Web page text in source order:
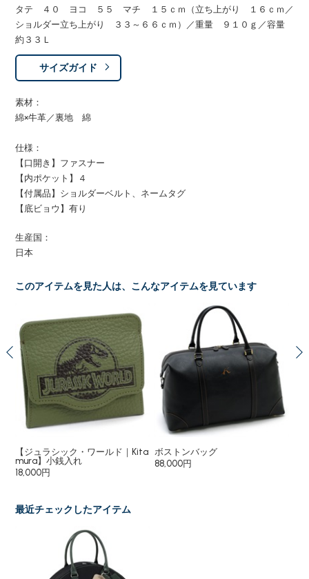
タテ ４０ ヨコ ５５ マチ １５ｃｍ（立ち上がり １６ｃｍ／
ショルダー立ち上がり ３３～６６ｃｍ）／重量 ９１０ｇ／容量
約３３Ｌ
サイズガイド
素材：
綿×牛革／裏地 綿
仕様：
【口開き】ファスナー
【内ポケット】４
【付属品】ショルダーベルト、ネームタグ
【底ビョウ】有り
生産国：
日本
このアイテムを見た人は、こんなアイテムを見ています
【ジュラシック・ワールド｜Kita
mura】小銭入れ
18,000円
ボストンバッグ
88,000円
最近チェックしたアイテム